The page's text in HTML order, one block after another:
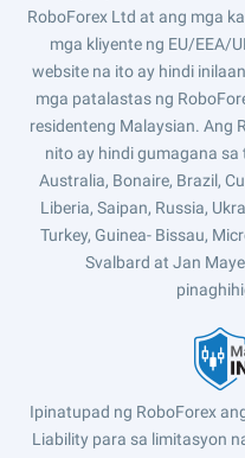
RoboForex Ltd at ang mga
mga kliyente ng EU/EEA/
website na ito ay hindi
mga patalastas ng
residenteng Malaysian. Ang
nito ay hindi gumagana sa
Australia, Bonaire, Brazil,
Liberia, Saipan, Russia,
Turkey, Guinea- Bissau,
Svalbard at Jan
Ipinatupad ng RoboForex
Liability para sa limitasyon